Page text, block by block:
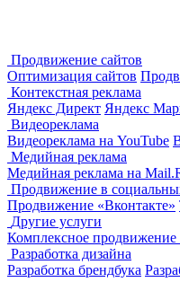
Продвижение сайтов
Оптимизация сайтов
Контекстная реклама
Яндекс Директ Яндекс
Видеореклама
Видеореклама на YouTube
Медийная реклама
Медийная реклама на
Продвижение в
Продвижение «Вконтакте»
Другие услуги
Комплексное продвижение
Разработка дизайна
Разработка брендбука